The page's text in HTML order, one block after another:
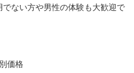
ない方や男性の体験も大歓迎で
価格